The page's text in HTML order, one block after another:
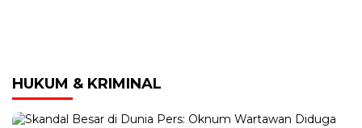
HUKUM & KRIMINAL